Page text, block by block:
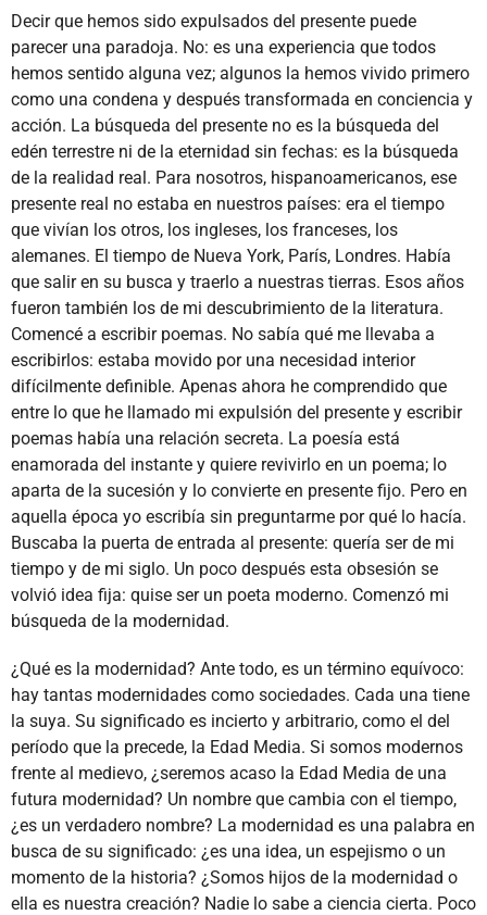
Decir que hemos sido expulsados del presente puede
parecer una paradoja. No: es una experiencia que todos
hemos sentido alguna vez; algunos la hemos vivido primero
como una condena y después transformada en conciencia y
acción. La búsqueda del presente no es la búsqueda del
edén terrestre ni de la eternidad sin fechas: es la búsqueda
de la realidad real. Para nosotros, hispanoamericanos, ese
presente real no estaba en nuestros países: era el tiempo
que vivían los otros, los ingleses, los franceses, los
alemanes. El tiempo de Nueva York, París, Londres. Había
que salir en su busca y traerlo a nuestras tierras. Esos años
fueron también los de mi descubrimiento de la literatura.
Comencé a escribir poemas. No sabía qué me llevaba a
escribirlos: estaba movido por una necesidad interior
difícilmente definible. Apenas ahora he comprendido que
entre lo que he llamado mi expulsión del presente y escribir
poemas había una relación secreta. La poesía está
enamorada del instante y quiere revivirlo en un poema; lo
aparta de la sucesión y lo convierte en presente fijo. Pero en
aquella época yo escribía sin preguntarme por qué lo hacía.
Buscaba la puerta de entrada al presente: quería ser de mi
tiempo y de mi siglo. Un poco después esta obsesión se
volvió idea fija: quise ser un poeta moderno. Comenzó mi
búsqueda de la modernidad.
¿Qué es la modernidad? Ante todo, es un término equívoco:
hay tantas modernidades como sociedades. Cada una tiene
la suya. Su significado es incierto y arbitrario, como el del
período que la precede, la Edad Media. Si somos modernos
frente al medievo, ¿seremos acaso la Edad Media de una
futura modernidad? Un nombre que cambia con el tiempo,
¿es un verdadero nombre? La modernidad es una palabra en
busca de su significado: ¿es una idea, un espejismo o un
momento de la historia? ¿Somos hijos de la modernidad o
ella es nuestra creación? Nadie lo sabe a ciencia cierta. Poco